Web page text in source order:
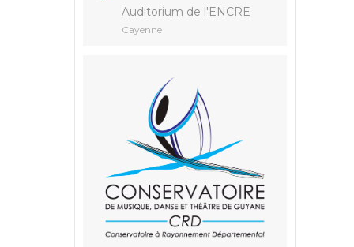
Auditorium de l'ENCRE
Cayenne